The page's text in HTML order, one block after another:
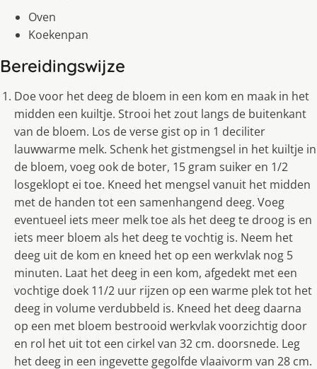
Oven
Koekenpan
Bereidingswijze
Doe voor het deeg de bloem in een kom en maak in het
midden een kuiltje. Strooi het zout langs de buitenkant
van de bloem. Los de verse gist op in 1 deciliter
lauwwarme melk. Schenk het gistmengsel in het kuiltje in
de bloem, voeg ook de boter, 15 gram suiker en 1/2
losgeklopt ei toe. Kneed het mengsel vanuit het midden
met de handen tot een samenhangend deeg. Voeg
eventueel iets meer melk toe als het deeg te droog is en
iets meer bloem als het deeg te vochtig is. Neem het
deeg uit de kom en kneed het op een werkvlak nog 5
minuten. Laat het deeg in een kom, afgedekt met een
vochtige doek 11/2 uur rijzen op een warme plek tot het
deeg in volume verdubbeld is. Kneed het deeg daarna
op een met bloem bestrooid werkvlak voorzichtig door
en rol het uit tot een cirkel van 32 cm. doorsnede. Leg
het deeg in een ingevette gegolfde vlaaivorm van 28 cm.